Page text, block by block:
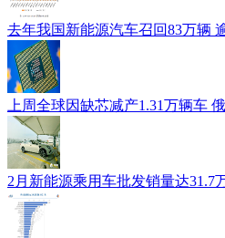
去年我国新能源汽车召回83万辆
上周全球因缺芯减产1.31万辆车
2月新能源乘用车批发销量达31.7